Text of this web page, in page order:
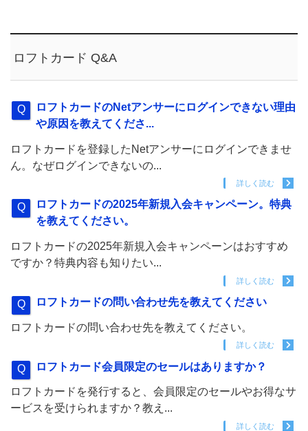
ロフトカード Q&A
ロフトカードのNetアンサーにログインできない理由
や原因を教えてくださ...
ロフトカードを登録したNetアンサーにログインできませ
ん。なぜログインできないの...
詳しく読む
ロフトカードの2025年新規入会キャンペーン。特典
を教えてください。
ロフトカードの2025年新規入会キャンペーンはおすすめ
ですか？特典内容も知りたい...
詳しく読む
ロフトカードの問い合わせ先を教えてください
ロフトカードの問い合わせ先を教えてください。
詳しく読む
ロフトカード会員限定のセールはありますか？
ロフトカードを発行すると、会員限定のセールやお得なサ
ービスを受けられますか？教え...
詳しく読む